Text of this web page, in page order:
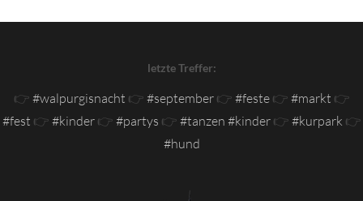
letzte Treffer:
👉 #walpurgisnacht 👉 #september👉 #feste👉 #markt 👉
#fest 👉 #kinder👉 #partys 👉 #tanzen #kinder👉 #kurpark 👉
#hund